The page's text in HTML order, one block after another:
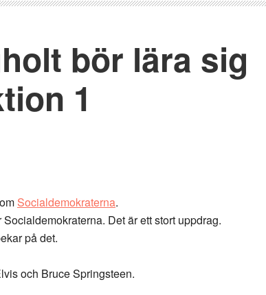
bör lära sig
1
Socialdemokraterna.
Det är ett stort uppdrag.
på det.
och Bruce Springsteen.